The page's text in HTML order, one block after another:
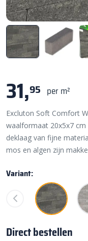
31,95 per m²
Excluton Soft Comfort
waalformaat 20x5x7
deklaag van fijne
mos en algen zijn
Variant:
Direct bestellen